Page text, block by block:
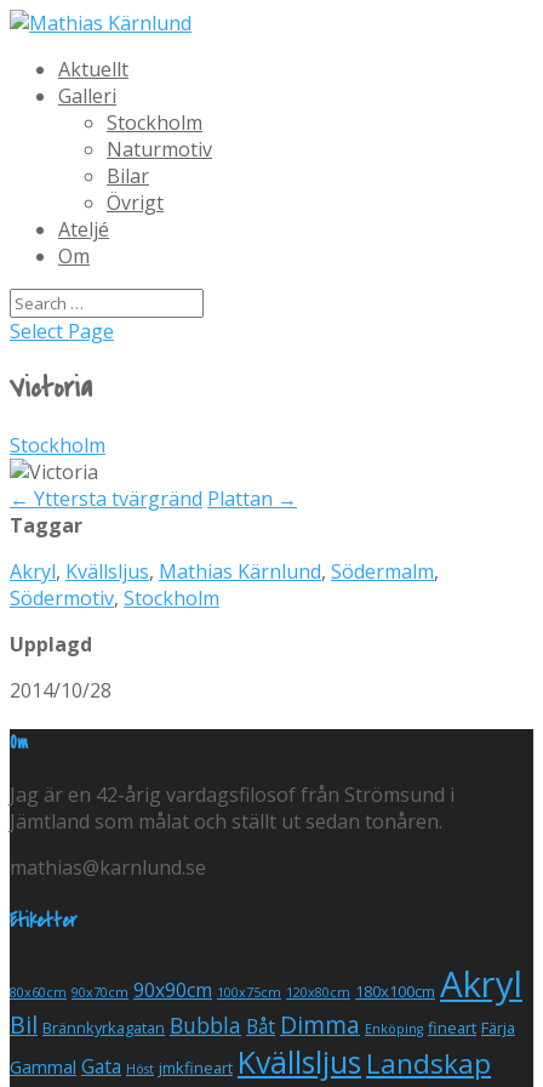
Aktuellt
Galleri
Stockholm
Naturmotiv
Bilar
Övrigt
Ateljé
Om
Select Page
Victoria
Stockholm
← Yttersta tvärgränd Plattan →
Taggar
Akryl, Kvällsljus, Mathias Kärnlund, Södermalm,
Södermotiv, Stockholm
Upplagd
2014/10/28
Om
Jag är en 42-årig vardagsfilosof från Strömsund i
Jämtland som målat och ställt ut sedan tonåren.
mathias@karnlund.se
Etiketter
80x60cm 90x70cm 90x90cm 100x75cm 120x80cm 180x100cm Akryl
Bil Brännkyrkagatan Bubbla Båt Dimma Enköping fineart Färja
Gammal Gata Höst jmkfineart Kvällsljus Landskap